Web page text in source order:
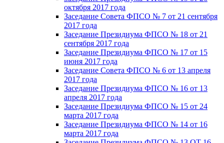
октября 2017 года
Заседание Совета ФПСО № 7 от 21 сентября
2017 года
Заседание Президиума ФПСО № 18 от 21
сентября 2017 года
Заседание Президиума ФПСО № 17 от 15
июня 2017 года
Заседание Совета ФПСО № 6 от 13 апреля
2017 года
Заседание Президиума ФПСО № 16 от 13
апреля 2017 года
Заседание Президиума ФПСО № 15 от 24
марта 2017 года
Заседание Президиума ФПСО № 14 от 16
марта 2017 года